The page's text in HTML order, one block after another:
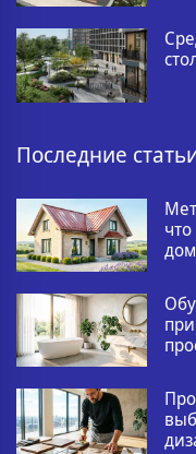
Последние